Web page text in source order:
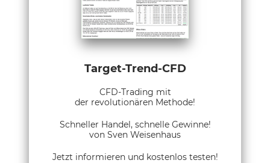
Target-Trend-CFD
CFD-Trading mit
der revolutionären Methode!
Schneller Handel, schnelle Gewinne!
von Sven Weisenhaus
Jetzt informieren und kostenlos testen!